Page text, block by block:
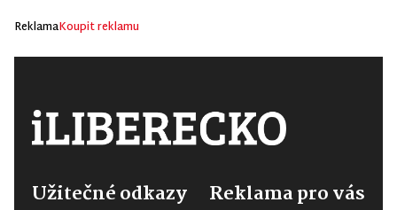
ReklamaKoupit reklamu
Užitečné odkazy Reklama pro vás